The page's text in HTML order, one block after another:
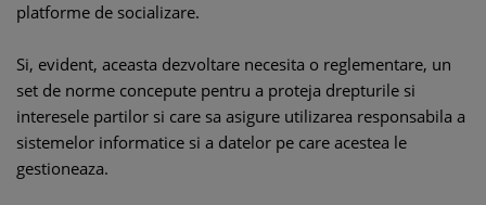
platforme de socializare.
Si, evident, aceasta dezvoltare necesita o reglementare, un
set de norme concepute pentru a proteja drepturile si
interesele partilor si care sa asigure utilizarea responsabila a
sistemelor informatice si a datelor pe care acestea le
gestioneaza.